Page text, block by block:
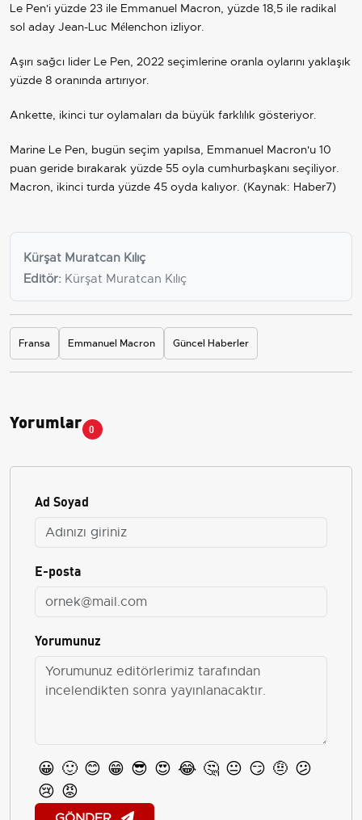
Le Pen'i yüzde 23 ile Emmanuel Macron, yüzde 18,5 ile radikal
sol aday Jean-Luc Mélenchon izliyor.
Aşırı sağcı lider Le Pen, 2022 seçimlerine oranla oylarını yaklaşık
yüzde 8 oranında artırıyor.
Ankette, ikinci tur oylamaları da büyük farklılık gösteriyor.
Marine Le Pen, bugün seçim yapılsa, Emmanuel Macron'u 10
puan geride bırakarak yüzde 55 oyla cumhurbaşkanı seçiliyor.
Macron, ikinci turda yüzde 45 oyda kalıyor. (Kaynak: Haber7)
Kürşat Muratcan Kılıç
Editör: Kürşat Muratcan Kılıç
Fransa Emmanuel Macron Güncel Haberler
Yorumlar 0
Ad Soyad
E-posta
Yorumunuz
😀 🙂 😊 😁 😎 😍 😂 🤔 😐 😏 🤨 😕
😢 😡